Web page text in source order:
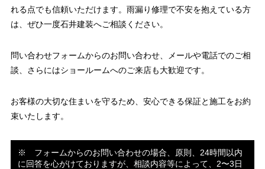
れる点でも信頼いただけます。雨漏り修理で不安を抱えている方
は、ぜひ一度石井建装へご相談ください。
問い合わせフォームからのお問い合わせ、メールや電話でのご相
談、さらにはショールームへのご来店も大歓迎です。
お客様の大切な住まいを守るため、安心できる保証と施工をお約
束いたします。
※ フォームからのお問い合わせの場合、原則、24時間以内
に回答を心がけておりますが、相談内容等によって、2〜3日